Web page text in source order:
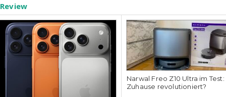
Review
Narwal Freo Z10 Ultra im
Zuhause revolutioniert?